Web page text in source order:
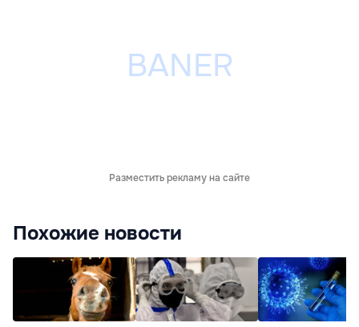
Разместить рекламу на сайте
Похожие новости